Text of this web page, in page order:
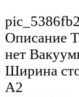
Описание
нет
Ширина
A2